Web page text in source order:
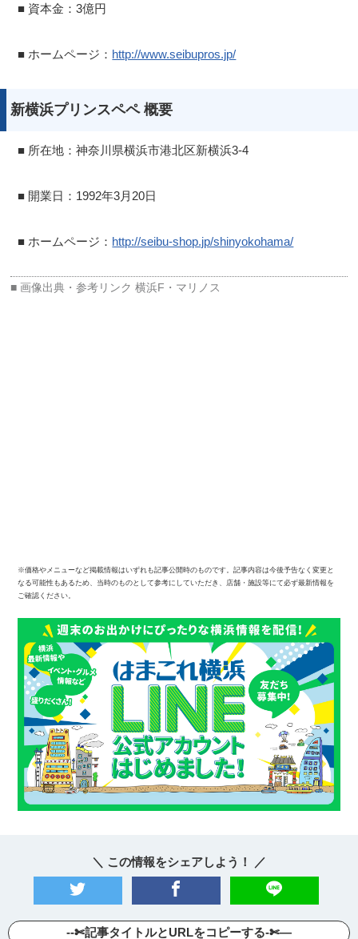
■ 資本金：3億円
■ ホームページ： http://www.seibupros.jp/
新横浜プリンスペペ 概要
■ 所在地：神奈川県横浜市港北区新横浜3-4
■ 開業日：1992年3月20日
■ ホームページ： http://seibu-shop.jp/shinyokohama/
横浜F・マリノス
※価格やメニューなど掲載情報はいずれも記事公開時のものです。記事内容は今後予告なく変更と
なる可能性もあるため、当時のものとして参考にしていただき、店舗・施設等にて必ず最新情報を
ご確認ください。
＼ この情報をシェアしよう！ ／
--✄記事タイトルとURLをコピーする-✄—